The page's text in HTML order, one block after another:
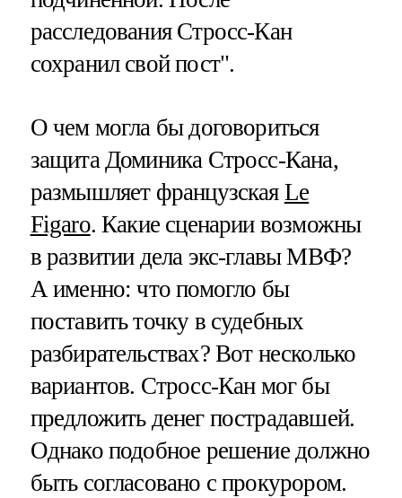
расследования Стросс-Кан
сохранил свой пост".
О чем могла бы договориться
защита Доминика Стросс-Кана,
размышляет французская Le
Figaro. Какие сценарии возможны
в развитии дела экс-главы МВФ?
А именно: что помогло бы
поставить точку в судебных
разбирательствах? Вот несколько
вариантов. Стросс-Кан мог бы
предложить денег пострадавшей.
Однако подобное решение должно
быть согласовано с прокурором.